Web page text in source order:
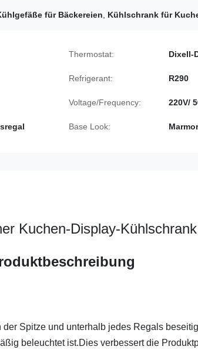
für Bäckereien Kühlschrank für
Thermostat: Dixell-
Refrigerant: R290
Voltage/Frequency: 220V/
Base Look: Marmor
Kuchen-Display-Kühlschrank
Spitze und unterhalb jedes Regals
beleuchtet ist.Dies verbessert die